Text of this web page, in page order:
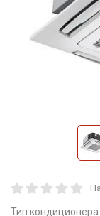
Тип кондиционера: